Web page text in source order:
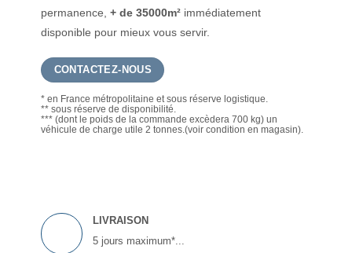
permanence,+ de 35000m² immédiatement
disponible pour mieux vous servir.
CONTACTEZ-NOUS
* en France métropolitaine et sous réserve logistique.
** sous réserve de disponibilité.
*** (dont le poids de la commande excèdera 700 kg) un
véhicule de charge utile 2 tonnes.(voir condition en magasin).
LIVRAISON
5 jours maximum*...